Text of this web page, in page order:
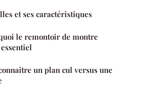
et ses caractéristiques
le remontoir de montre
un plan cul versus une